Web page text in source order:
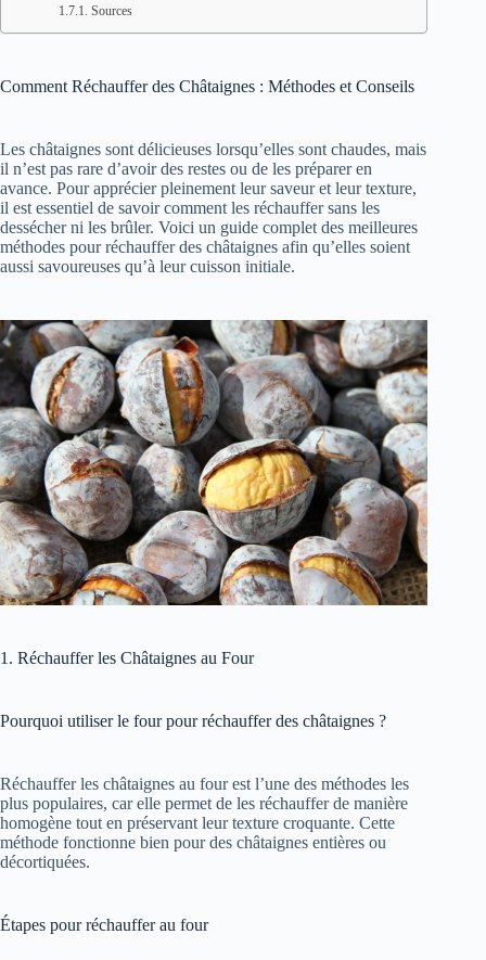
Sources
Comment Réchauffer des Châtaignes : Méthodes et Conseils
Les châtaignes sont délicieuses lorsqu’elles sont chaudes, mais
il n’est pas rare d’avoir des restes ou de les préparer en
avance. Pour apprécier pleinement leur saveur et leur texture,
il est essentiel de savoir comment les réchauffer sans les
dessécher ni les brûler. Voici un guide complet des meilleures
méthodes pour réchauffer des châtaignes afin qu’elles soient
aussi savoureuses qu’à leur cuisson initiale.
1. Réchauffer les Châtaignes au Four
Pourquoi utiliser le four pour réchauffer des châtaignes ?
Réchauffer les châtaignes au four est l’une des méthodes les
plus populaires, car elle permet de les réchauffer de manière
homogène tout en préservant leur texture croquante. Cette
méthode fonctionne bien pour des châtaignes entières ou
décortiquées.
Étapes pour réchauffer au four